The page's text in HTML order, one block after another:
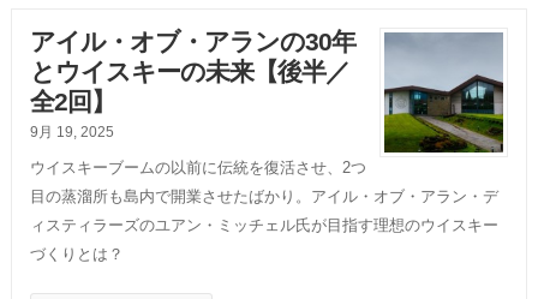
アイル・オブ・アランの30年
とウイスキーの未来【後半／
全2回】
9月 19, 2025
ウイスキーブームの以前に伝統を復活させ、2つ
目の蒸溜所も島内で開業させたばかり。アイル・オブ・アラン・デ
ィスティラーズのユアン・ミッチェル氏が目指す理想のウイスキー
づくりとは？